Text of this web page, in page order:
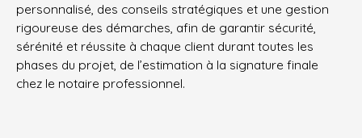
personnalisé, des conseils stratégiques et une gestion
rigoureuse des démarches, afin de garantir sécurité,
sérénité et réussite à chaque client durant toutes les
phases du projet, de l’estimation à la signature finale
chez le notaire professionnel.